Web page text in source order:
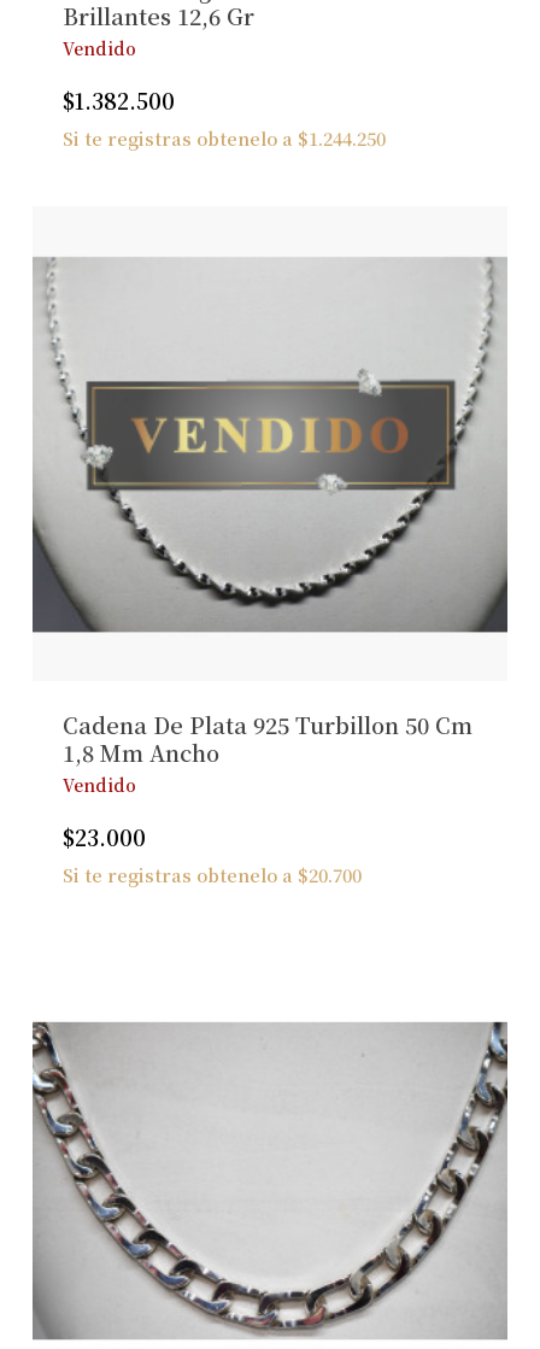
Brillantes 12,6 Gr
Vendido
$1.382.500
Si te registras obtenelo a $1.244.250
Cadena De Plata 925 Turbillon 50 Cm
1,8 Mm Ancho
Vendido
$23.000
Si te registras obtenelo a $20.700